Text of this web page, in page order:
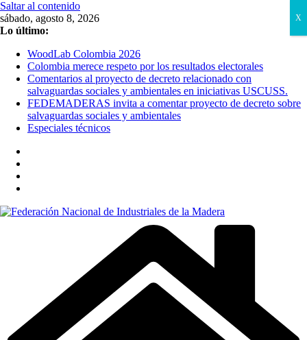
Saltar al contenido
sábado, agosto 8, 2026
Lo último:
WoodLab Colombia 2026
Colombia merece respeto por los resultados electorales
Comentarios al proyecto de decreto relacionado con
salvaguardas sociales y ambientales en iniciativas USCUSS.
FEDEMADERAS invita a comentar proyecto de decreto sobre
salvaguardas sociales y ambientales
Especiales técnicos
X